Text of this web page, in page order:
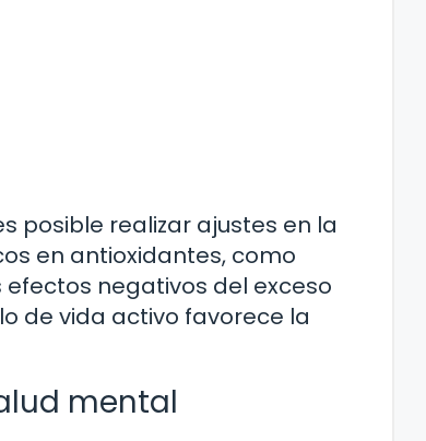
posible realizar ajustes en la
en antioxidantes, como
negativos del exceso
de vida activo favorece la
mental